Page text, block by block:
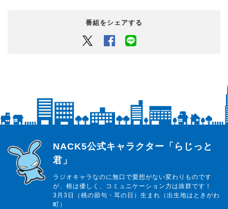
番組をシェアする
Twitter Facebook
らじっと君
NACK5公式キャラクター「らじっと
君」
ラジオキャラなのに無口で愛想がない変わりものです
が、根は優しく、コミュニケーション力は抜群です！
3月3日（桃の節句・耳の日）生まれ（出生地はときがわ
町）